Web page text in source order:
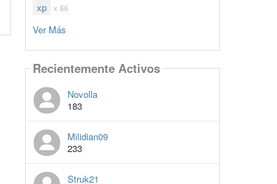
xp x 66
Ver Más
Recientemente Activos
Novolla
183
Milidian09
233
Struk21